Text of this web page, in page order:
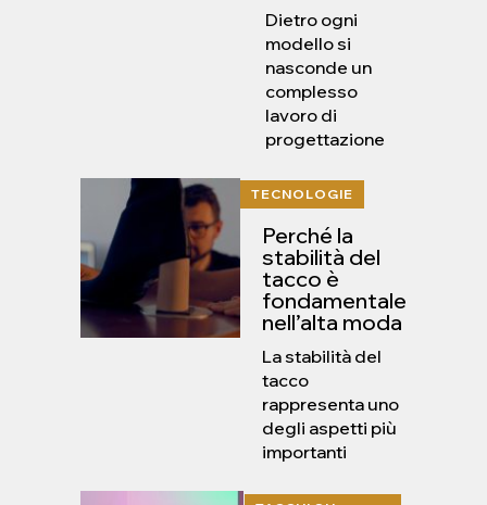
Dietro ogni
modello si
nasconde un
complesso
lavoro di
progettazione
TECNOLOGIE
Perché la
stabilità del
tacco è
fondamentale
nell’alta moda
La stabilità del
tacco
rappresenta uno
degli aspetti più
importanti